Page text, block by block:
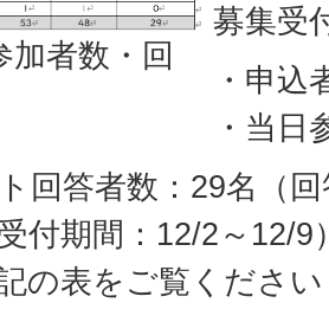
加者数・回
募集受
・申込
・当日
回答者数：29名（
付期間：12/2～12/9
の表をご覧ください